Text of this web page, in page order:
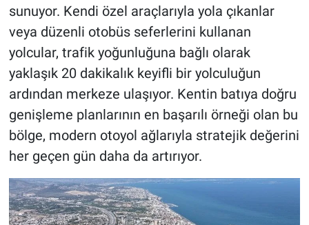
sunuyor. Kendi özel araçlarıyla yola çıkanlar
veya düzenli otobüs seferlerini kullanan
yolcular, trafik yoğunluğuna bağlı olarak
yaklaşık 20 dakikalık keyifli bir yolculuğun
ardından merkeze ulaşıyor. Kentin batıya doğru
genişleme planlarının en başarılı örneği olan bu
bölge, modern otoyol ağlarıyla stratejik değerini
her geçen gün daha da artırıyor.